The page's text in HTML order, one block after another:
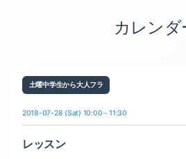
カレンダ
土曜中学生から大人フラ
2018-07-28 (Sat) 10:00～11:30
レッスン